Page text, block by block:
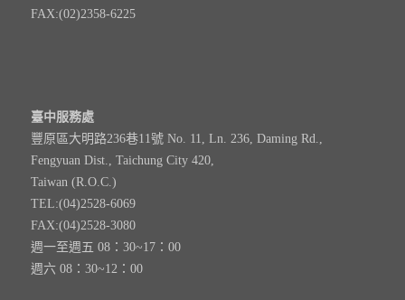
FAX:(02)2358-6225
臺中服務處
豐原區大明路236巷11號 No. 11, Ln. 236, Daming Rd.,
Fengyuan Dist., Taichung City 420,
Taiwan (R.O.C.)
TEL:(04)2528-6069
FAX:(04)2528-3080
週一至週五 08：30~17：00
週六 08：30~12：00